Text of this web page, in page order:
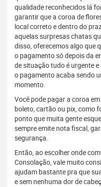
qualidade reconhecidos lá
garantir que a coroa de
local correto e dentro do
aquelas surpresas chatas
disso, oferecemos algo que
o pagamento só depois da
de situação tudo é urgente
o pagamento acaba sendo
momento.
Você pode pagar a coroa
boleto, cartão ou pix, como
ponto que muita gente
sempre emite nota fiscal,
segurança.
Então, ao escolher onde
Consolação, vale muito
ajudam bastante pra que
e sem nenhuma dor de